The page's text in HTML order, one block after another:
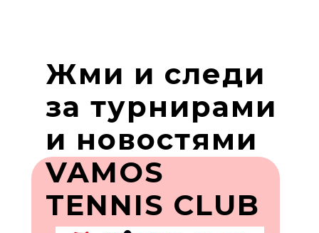
Жми и следи
за турнирами
и новостями
VAMOS
TENNIS CLUB